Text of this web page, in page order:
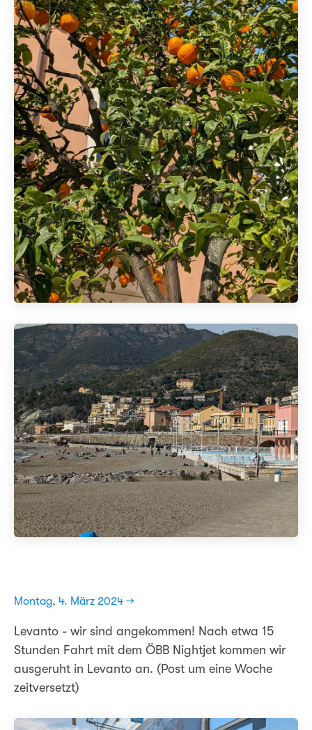
Montag, 4. März 2024 →
Levanto - wir sind angekommen! Nach etwa 15
Stunden Fahrt mit dem ÖBB Nightjet kommen wir
ausgeruht in Levanto an. (Post um eine Woche
zeitversetzt)